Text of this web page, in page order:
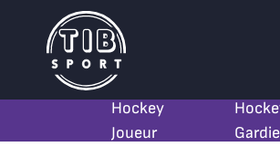
Hockey
Joueur